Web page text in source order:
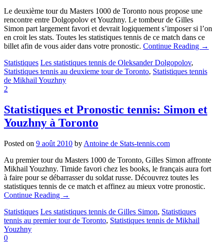
Le deuxième tour du Masters 1000 de Toronto nous propose une
rencontre entre Dolgopolov et Youzhny. Le tombeur de Gilles
Simon part largement favori et devrait logiquement s’imposer si l’on
en croit les stats. Toutes les statistiques tennis de ce match dans ce
billet afin de vous aider dans votre pronostic. Continue Reading →
Statistiques Les statistiques tennis de Oleksander Dolgopolov,
Statistiques tennis au deuxieme tour de Toronto, Statistiques tennis
de Mikhail Youzhny
2
Statistiques et Pronostic tennis: Simon et
Youzhny à Toronto
Posted on 9 août 2010 by Antoine de Stats-tennis.com
Au premier tour du Masters 1000 de Toronto, Gilles Simon affronte
Mikhail Youzhny. Timide favori chez les books, le français aura fort
à faire pour se débarrasser du soldat russe. Découvrez toutes les
statistiques tennis de ce match et affinez au mieux votre pronostic.
Continue Reading →
Statistiques Les statistiques tennis de Gilles Simon, Statistiques
tennis au premier tour de Toronto, Statistiques tennis de Mikhail
Youzhny
0